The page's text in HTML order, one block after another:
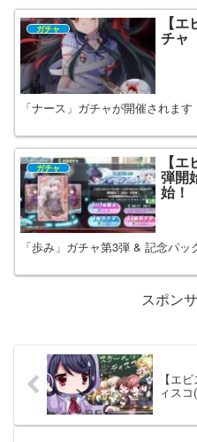
ガチャ 【
チャ
「ナース」ガチャが開催されま
ガチャ 【
弾開
始！
「歩み」ガチャ第3弾 & 記念パ
スポン
【エ
ィス